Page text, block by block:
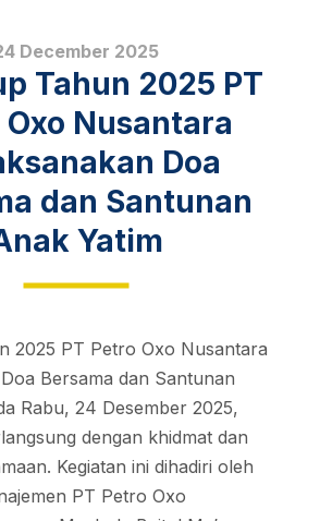
December 2025
Tahun 2025 PT
Oxo Nusantara
Doa
dan Santunan
Yatim
2025 PT Petro Oxo Nusantara
Bersama dan Santunan
Rabu, 24 Desember 2025,
dengan khidmat dan
Kegiatan ini dihadiri oleh
PT Petro Oxo